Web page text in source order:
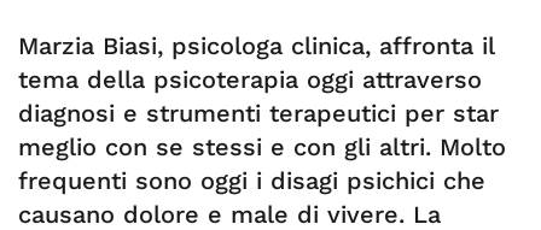
Marzia Biasi, psicologa clinica, affronta il
tema della psicoterapia oggi attraverso
diagnosi e strumenti terapeutici per star
meglio con se stessi e con gli altri. Molto
frequenti sono oggi i disagi psichici che
causano dolore e male di vivere. La